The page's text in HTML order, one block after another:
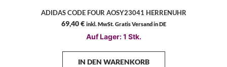
ADIDAS CODE FOUR AOSY23041 HERRENUHR
69,40€ inkl. MwSt. Gratis Versand in DE
Auf Lager: 1 Stk.
IN DEN WARENKORB